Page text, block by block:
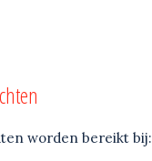
worden bereikt bij: